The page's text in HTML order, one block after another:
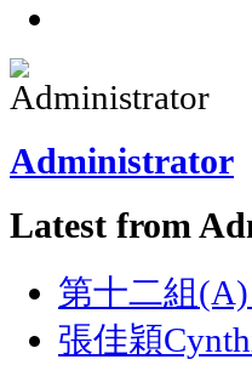
Administrator
Latest from
第十二組
張佳穎